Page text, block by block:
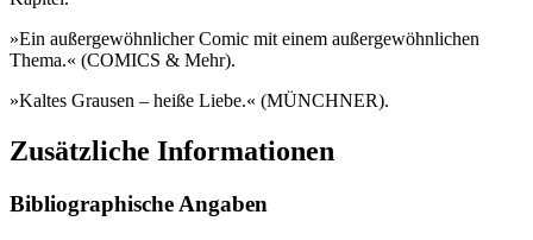
»Ein außergewöhnlicher Comic mit einem außergewöhnlichen
Thema.« (COMICS & Mehr).
»Kaltes Grausen – heiße Liebe.« (MÜNCHNER).
Zusätzliche Informationen
Bibliographische Angaben